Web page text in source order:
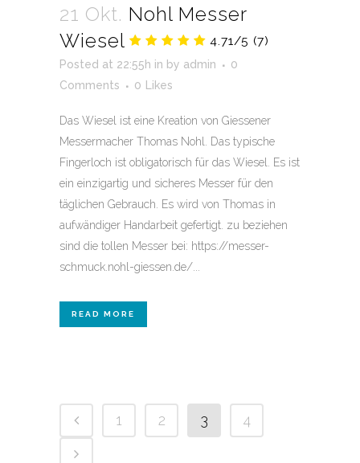
21 Okt. Nohl Messer
Wiesel
4.71/5 (7)
Posted at 22:55h in by admin
0
Comments
0 Likes
Das Wiesel ist eine Kreation von Giessener
Messermacher Thomas Nohl. Das typische
Fingerloch ist obligatorisch für das Wiesel. Es ist
ein einzigartig und sicheres Messer für den
täglichen Gebrauch. Es wird von Thomas in
aufwändiger Handarbeit gefertigt. zu beziehen
sind die tollen Messer bei: https://messer-
schmuck.nohl-giessen.de/...
READ MORE
1 2 3 4